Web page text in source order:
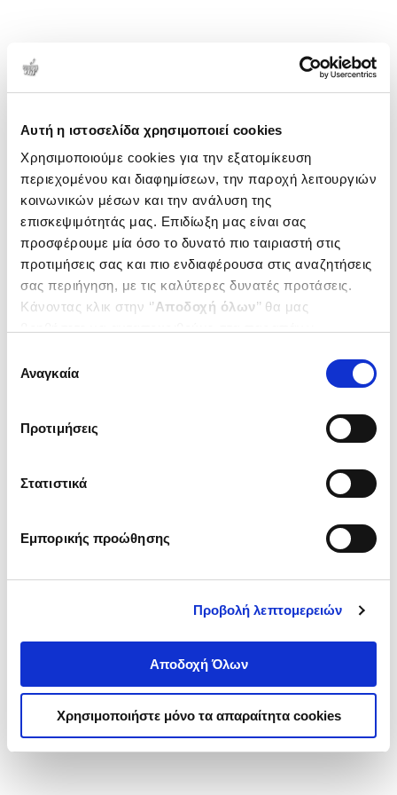
Αυτή η ιστοσελίδα χρησιμοποιεί cookies
Χρησιμοποιούμε cookies για την εξατομίκευση
περιεχομένου και διαφημίσεων, την παροχή λειτουργιών
κοινωνικών μέσων και την ανάλυση της
επισκεψιμότητάς μας. Επιδίωξη μας είναι σας
προσφέρουμε μία όσο το δυνατό πιο ταιριαστή στις
προτιμήσεις σας και πιο ενδιαφέρουσα στις αναζητήσεις
σας περιήγηση, με τις καλύτερες δυνατές προτάσεις.
Κάνοντας κλικ στην ‘’Αποδοχή όλων’’ θα μας
ενδιαφέρουν και να επιλέξετε από τα παρακάτω με την
΄΄και να ενημερωθείτε σχετικά με
συγκατάθεσης
Αναγκαία
Προτιμήσεις
Στατιστικά
Εμπορικής προώθησης
Προβολή λεπτομερειών
Αποδοχή Όλων
Χρησιμοποιήστε μόνο τα απαραίτητα cookies